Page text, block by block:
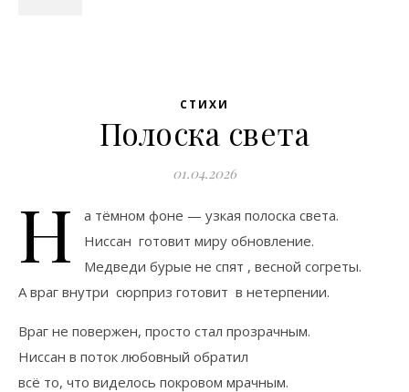
СТИХИ
Полоска света
01.04.2026
Н
а тёмном фоне — узкая полоска света.
Ниссан готовит миру обновление.
Медведи бурые не спят , весной согреты.
А враг внутри сюрприз готовит в нетерпении.
Враг не повержен, просто стал прозрачным.
Ниссан в поток любовный обратил
всё то, что виделось покровом мрачным.